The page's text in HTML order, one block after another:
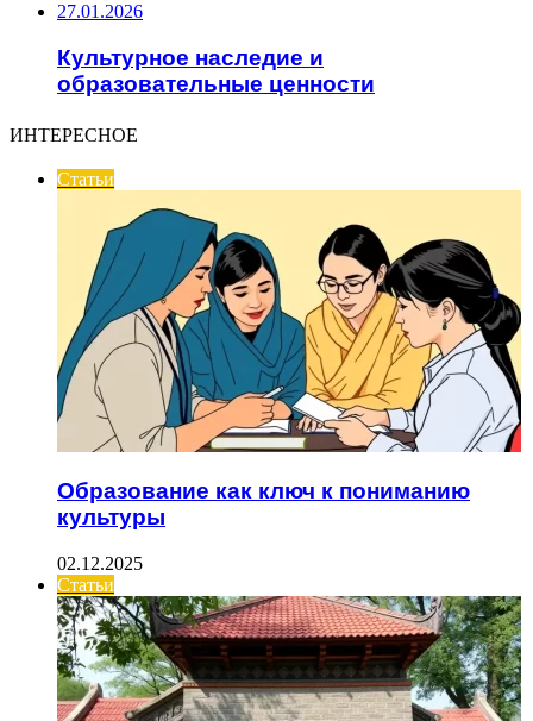
27.01.2026
Культурное наследие и
образовательные ценности
ИНТЕРЕСНОЕ
Статьи
Образование как ключ к пониманию
культуры
02.12.2025
Статьи